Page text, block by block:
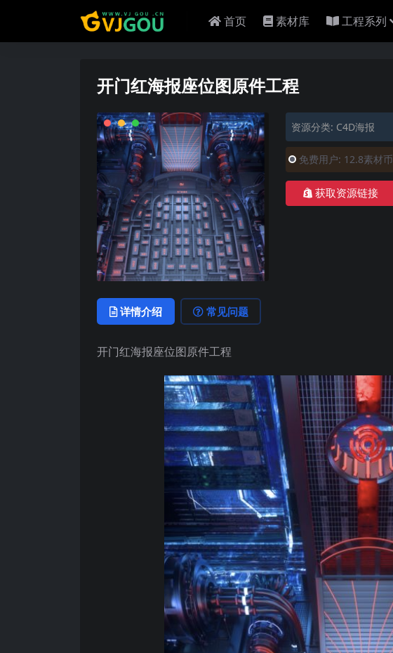
首页 素材库 工程系列
开门红海报座位图原件工程
资源分类: C4D海报
免费用户: 12.8素材币
获取资源链接
详情介绍 常见问题
开门红海报座位图原件工程